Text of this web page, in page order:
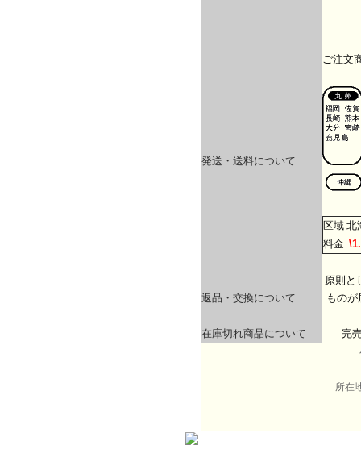
発送・送料について
ご注文
区域 北
料金
返品・交換について
原則と
もの
在庫切れ商品について 完
所在